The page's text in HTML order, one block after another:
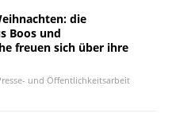
die
Boos und
freuen sich über ihre
und Öffentlichkeitsarbeit